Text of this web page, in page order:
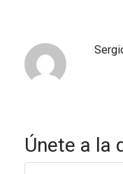
Únete a la